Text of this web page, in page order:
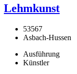
Lehmkunst
53567
Asbach-Hussen
Ausführung
Künstler